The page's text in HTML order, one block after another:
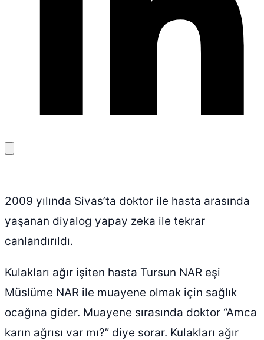
kopyala
2009 yılında Sivas’ta doktor ile hasta arasında
yaşanan diyalog yapay zeka ile tekrar
canlandırıldı.
Kulakları ağır işiten hasta Tursun NAR eşi
Müslüme NAR ile muayene olmak için sağlık
ocağına gider. Muayene sırasında doktor “Amca
karın ağrısı var mı?” diye sorar. Kulakları ağır